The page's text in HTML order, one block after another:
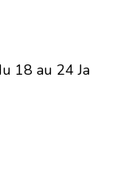
18 au 24 Ja